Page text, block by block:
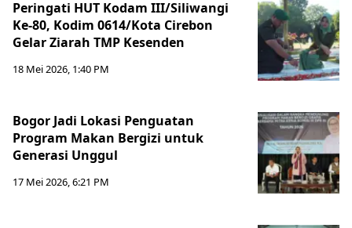
Peringati HUT Kodam III/Siliwangi
Ke-80, Kodim 0614/Kota Cirebon
Gelar Ziarah TMP Kesenden
18 Mei 2026, 1:40 PM
Bogor Jadi Lokasi Penguatan
Program Makan Bergizi untuk
Generasi Unggul
17 Mei 2026, 6:21 PM